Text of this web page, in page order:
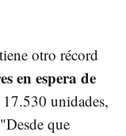
otro récord
en espera de
unidades,
que